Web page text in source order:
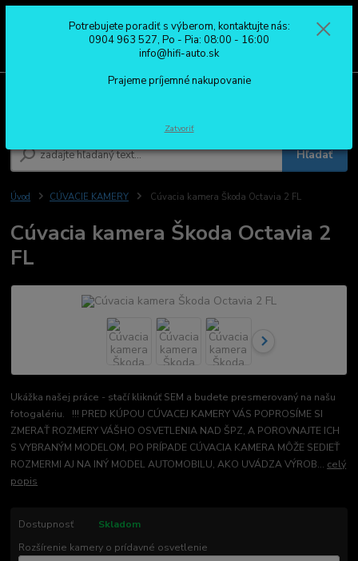
Hľadať
0904 963 527
Po - Pia: 08:00 - 16:00
Úvod CÚVACIE KAMERY Cúvacia kamera Škoda Octavia 2 FL
Cúvacia kamera Škoda Octavia 2
FL
Ukážka našej práce - stačí kliknúť SEM a budete presmerovaný na našu
fotogalériu. !!! PRED KÚPOU CÚVACEJ KAMERY VÁS POPROSÍME SI
ZMERAŤ ROZMERY VÁŠHO OSVETLENIA NAD ŠPZ, A POROVNAJTE ICH
S VYBRANÝM MODELOM, PO PRÍPADE CÚVACIA KAMERA MÔŽE SEDIEŤ
ROZMERMI AJ NA INÝ MODEL AUTOMOBILU, AKO UVÁDZA VÝROB... celý
popis
Dostupnosť
Skladom
Rozšírenie kamery o prídavné osvetlenie
Potrebujete poradiť s výberom, kontaktujte nás:
0904 963 527, Po - Pia: 08:00 - 16:00
info@hifi-auto.sk
Prajeme príjemné nakupovanie
Zatvoriť